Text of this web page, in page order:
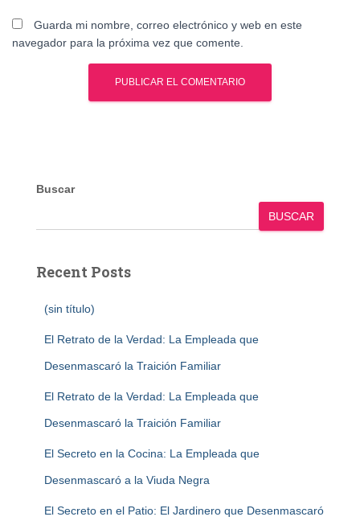
Guarda mi nombre, correo electrónico y web en este
navegador para la próxima vez que comente.
Buscar
BUSCAR
Recent Posts
(sin título)
El Retrato de la Verdad: La Empleada que
Desenmascaró la Traición Familiar
El Retrato de la Verdad: La Empleada que
Desenmascaró la Traición Familiar
El Secreto en la Cocina: La Empleada que
Desenmascaró a la Viuda Negra
El Secreto en el Patio: El Jardinero que Desenmascaró